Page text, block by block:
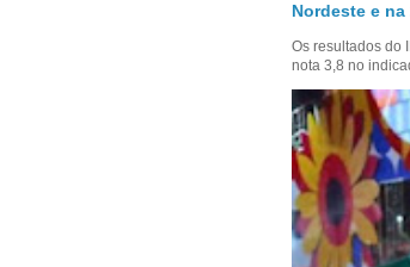
Nordeste e
Os resultados do
nota 3,8 no